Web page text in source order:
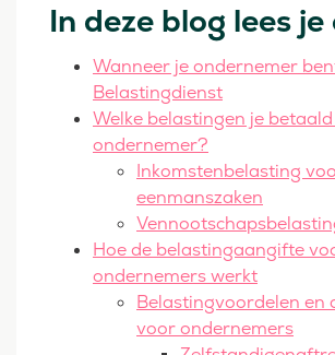
In deze blog lees je
Wanneer je ondernemer
Belastingdienst
Welke belastingen je
ondernemer?
Inkomstenbelasting
eenmanszaken
Hoe de belastingaangifte
ondernemers werkt
Belastingvoordelen en
voor ondernemers